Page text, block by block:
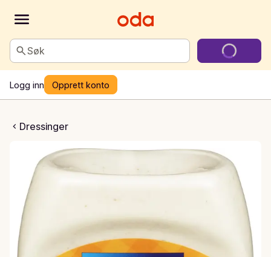
Søk
Logg inn Opprett konto
Dressinger
dressing & dip